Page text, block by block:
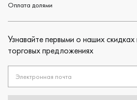
Оплата долями
Узнавайте первыми о наших скидках
торговых предложениях
Электронная почта